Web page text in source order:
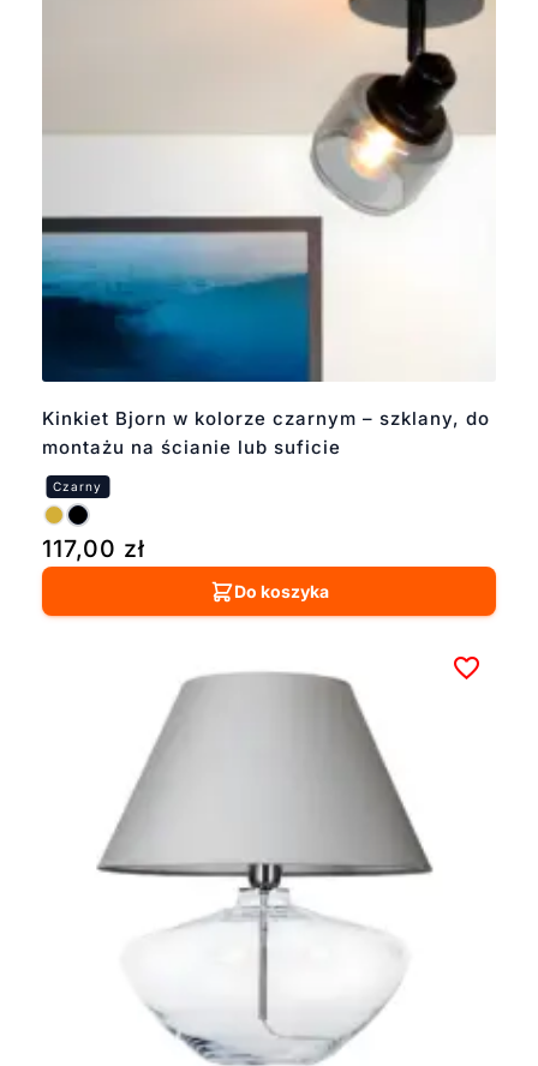
Kinkiet Bjorn w kolorze czarnym – szklany, do
montażu na ścianie lub suficie
117,00 zł
Do koszyka